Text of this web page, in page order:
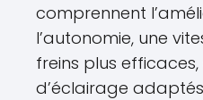
comprennent
l’autonomie, une
freins plus
d’éclairage